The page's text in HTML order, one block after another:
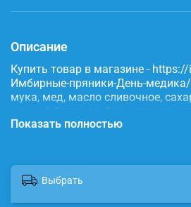
Описание
Купить товар в магазине -
Имбирные-пряники-День-
мука, мед, масло сливочное,
яичный белок, имбирь, корица,
красители.
Показать полностью
Выбрать